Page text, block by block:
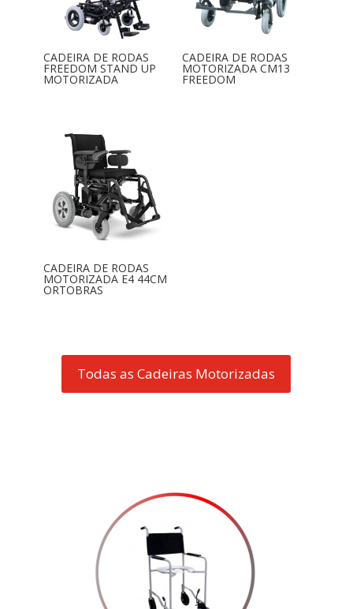
CADEIRA DE RODAS
FREEDOM STAND UP
MOTORIZADA
CADEIRA DE RODAS
MOTORIZADA CM13
FREEDOM
CADEIRA DE RODAS
MOTORIZADA E4 44CM
ORTOBRAS
Todas as Cadeiras Motorizadas